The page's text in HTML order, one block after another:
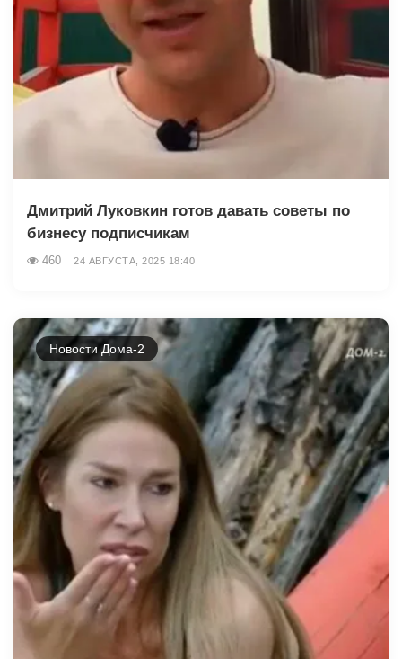
Дмитрий Луковкин готов давать советы по
бизнесу подписчикам
460 24 АВГУСТА, 2025 18:40
Новости Дома-2